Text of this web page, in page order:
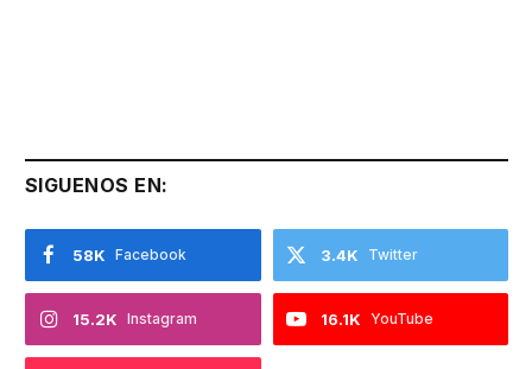
SIGUENOS EN:
Facebook
58K Twitter
3.4K
Instagram
15.2K YouTube
16.1K